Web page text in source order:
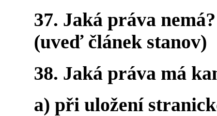
37. Jaká práva
(uveď článek stanov)
38. Jaká práva má
a) při uložení